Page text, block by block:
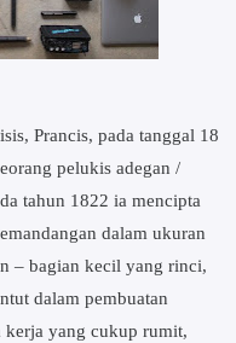
Prancis, pada tanggal 18
pelukis adegan /
tahun 1822 ia mencipta
dalam ukuran
– bagian kecil yang rinci,
dalam pembuatan
kerja yang cukup rumit,